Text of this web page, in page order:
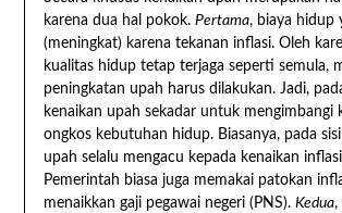
karena dua hal pokok. Pertama, biaya hidup
(meningkat) karena tekanan inflasi. Oleh
kualitas hidup tetap terjaga seperti semula,
peningkatan upah harus dilakukan. Jadi,
kenaikan upah sekadar untuk mengimbangi
ongkos kebutuhan hidup. Biasanya, pada
upah selalu mengacu kepada kenaikan
Pemerintah biasa juga memakai patokan
menaikkan gaji pegawai negeri (PNS). Kedua,